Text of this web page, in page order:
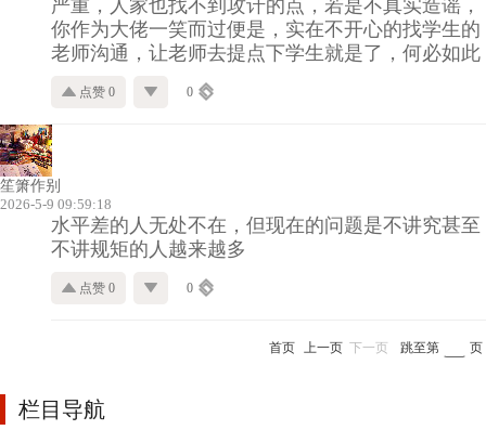
严重，人家也找不到攻讦的点，若是不真实造谣，
你作为大佬一笑而过便是，实在不开心的找学生的
老师沟通，让老师去提点下学生就是了，何必如此
点赞 0 0
笙箫作别
2026-5-9 09:59:18
水平差的人无处不在，但现在的问题是不讲究甚至
不讲规矩的人越来越多
点赞 0 0
首页 上一页 下一页 跳至第 页
栏目导航